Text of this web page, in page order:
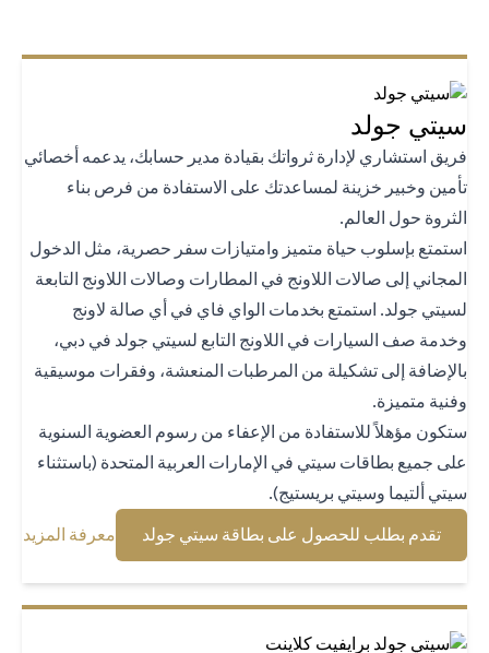
جولد
استشاري لإدارة ثرواتك بقيادة مدير حسابك، يدعمه أخصائي
وخبير خزينة لمساعدتك على الاستفادة من فرص بناء
حول العالم.
بإسلوب حياة متميز وامتيازات سفر حصرية، مثل الدخول
إلى صالات اللاونج في المطارات وصالات اللاونج التابعة
جولد. استمتع بخدمات الواي فاي في أي صالة لاونج
صف السيارات في اللاونج التابع لسيتي جولد في دبي،
إلى تشكيلة من المرطبات المنعشة، وفقرات موسيقية
متميزة.
مؤهلاً للاستفادة من الإعفاء من رسوم العضوية السنوية
جميع بطاقات سيتي في الإمارات العربية المتحدة (باستثناء
ألتيما وسيتي بريستيج).
تقدم بطلب للحصول على بطاقة سيتي جولد (opens in a new tab) معرفة المزيد(opens in a new tab)